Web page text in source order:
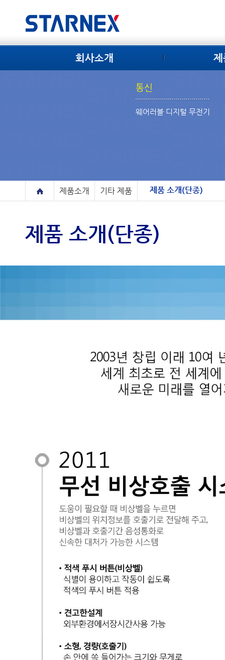
회사소개 제
통신
웨어러블 디지털 무전기
제품소개 기타 제품 제품 소개(단종)
제품 소개(단종)